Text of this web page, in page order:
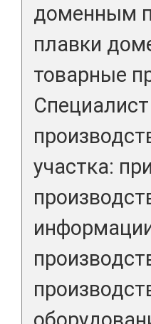
доменным
плавки
товарные
Специалист
участка: